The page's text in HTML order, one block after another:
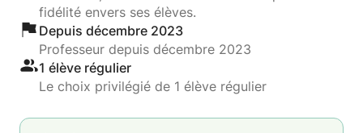
fidélité envers ses élèves.
Depuis décembre 2023
Professeur depuis décembre 2023
1 élève régulier
Le choix privilégié de 1 élève régulier